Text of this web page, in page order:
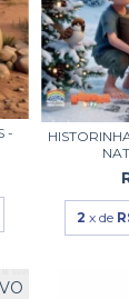
-
2 x de